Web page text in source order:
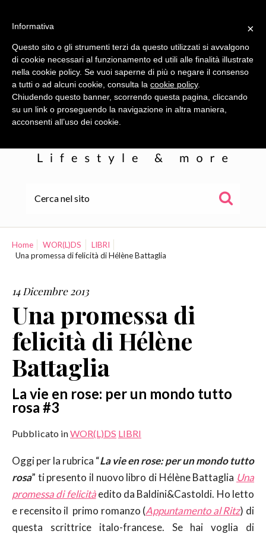
WOR(L)DS
COLLABORAZIONI
CONTATTI
Home WOR(L)DS
LIBRI
Una promessa di felicità di Hélène Battaglia
14 Dicembre 2013
Una promessa di
felicità di Hélène
Battaglia
La vie en rose: per un mondo tutto
rosa #3
Pubblicato inWOR(L)DS LIBRI
Oggi per la rubrica “La vie en rose: per un mondo tutto
rosa” ti presento il nuovo libro di Hélène Battaglia Una
promessa di felicitàedito da Baldini&Castoldi. Ho letto
e recensito il primo romanzo (Appuntamento al Ritz) di
questa scrittrice italo-francese. Se hai voglia di
×
Informativa
Questo sito o gli strumenti terzi da questo utilizzati si avvalgono
di cookie necessari al funzionamento ed utili alle finalità illustrate
nella cookie policy. Se vuoi saperne di più o negare il consenso
a tutti o ad alcuni cookie, consulta la cookie policy.
Chiudendo questo banner, scorrendo questa pagina, cliccando
su un link o proseguendo la navigazione in altra maniera,
acconsenti all’uso dei cookie.